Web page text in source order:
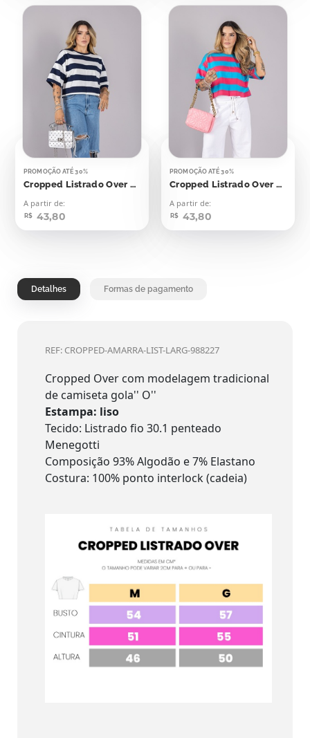
PROMOÇÃO ATÉ 30%
Cropped Listrado Over Azul Marinho
A partir de:
R$ 43,80
PROMOÇÃO ATÉ 30%
Cropped Listrado Over Azul Com Rosa
A partir de:
R$ 43,80
Detalhes Formas de pagamento
REF: CROPPED-AMARRA-LIST-LARG-988227
Cropped Over com modelagem tradicional
de camiseta gola'' O''
Estampa: liso
Tecido: Listrado fio 30.1 penteado
Menegotti
Composição 93% Algodão e 7% Elastano
Costura: 100% ponto interlock (cadeia)